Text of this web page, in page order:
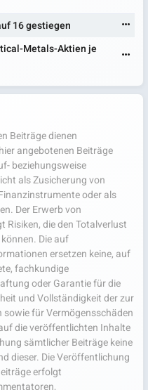
16 gestiegen
Metals-Aktien je
Beiträge dienen
angebotenen Beiträge
beziehungsweise
als Zusicherung von
oder als
Der Erwerb von
Risiken, die den Totalverlust
Die auf
ersetzen keine, auf
fachkundige
oder Garantie für die
und Vollständigkeit der zur
für Vermögensschäden
die veröffentlichten Inhalte
sämtlicher Beiträge keine
dieser. Die Veröffentlichung
erfolgt